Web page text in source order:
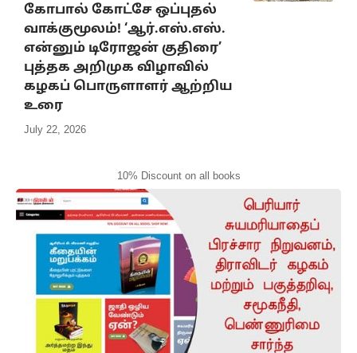
கோபால் கோட்சே ஒப்புதல்
வாக்குமூலம்! ‘ஆர்.எஸ்.எஸ்.
என்னும் டிரோஜன் குதிரை’
புத்தக அறிமுக விழாவில்
கழகப் பொருளாளர் ஆற்றிய
உரை
July 22, 2026
10% Discount on all books